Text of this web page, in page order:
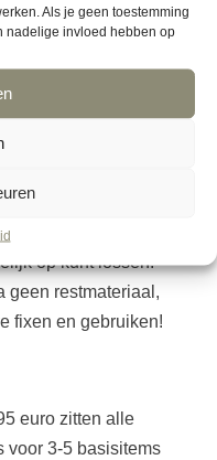
Als je geen toestemming
nadelige invloed hebben op
voor het maken
in de vorm van
kandelaar.
mee in de wereld
mag en we leren
op kunt lossen.
geen restmateriaal,
fixen en gebruiken!
euro zitten alle
voor 3-5 basisitems